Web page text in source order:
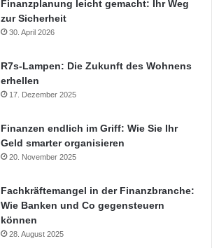
Finanzplanung leicht gemacht: Ihr Weg
zur Sicherheit
30. April 2026
R7s-Lampen: Die Zukunft des Wohnens
erhellen
17. Dezember 2025
Finanzen endlich im Griff: Wie Sie Ihr
Geld smarter organisieren
20. November 2025
Fachkräftemangel in der Finanzbranche:
Wie Banken und Co gegensteuern
können
28. August 2025